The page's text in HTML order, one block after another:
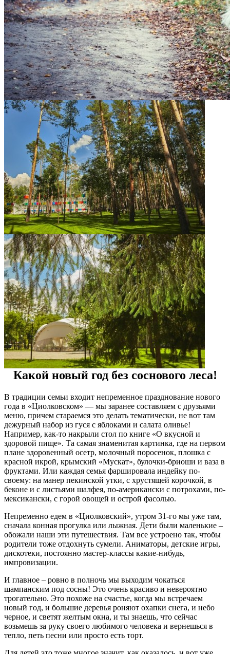
Какой новый год без соснового леса!
В традиции семьи входит непременное празднование нового
года в «Циолковском» — мы заранее составляем с друзьями
меню, причем стараемся это делать тематически, не вот там
дежурный набор из гуся с яблоками и салата оливье!
Например, как-то накрыли стол по книге «О вкусной и
здоровой пище». Та самая знаменитая картинка, где на первом
плане здоровенный осетр, молочный поросенок, плошка с
красной икрой, крымский «Мускат», булочки-бриоши и ваза в
фруктами. Или каждая семья фаршировала индейку по-
своему: на манер пекинской утки, с хрустящей корочкой, в
беконе и с листьями шалфея, по-американски с потрохами, по-
мексикански, с горой овощей и острой фасолью.
Непременно едем в «Циолковский», утром 31-го мы уже там,
сначала конная прогулка или лыжная. Дети были маленькие –
обожали наши эти путешествия. Там все устроено так, чтобы
родители тоже отдохнуть сумели. Аниматоры, детские игры,
дискотеки, постоянно мастер-классы какие-нибудь,
импровизации.
И главное – ровно в полночь мы выходим чокаться
шампанским под сосны! Это очень красиво и невероятно
трогательно. Это похоже на счастье, когда мы встречаем
новый год, и большие деревья роняют охапки снега, и небо
черное, и светят желтым окна, и ты знаешь, что сейчас
возьмешь за руку своего любимого человека и вернешься в
тепло, петь песни или просто есть торт.